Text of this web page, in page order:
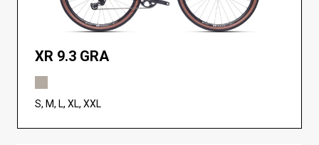
XR 9.3 GRA
S, M, L, XL, XXL